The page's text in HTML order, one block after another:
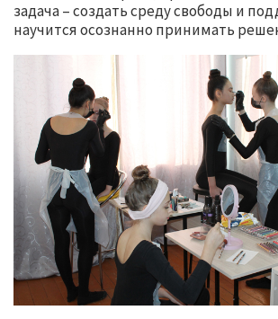
задача – создать среду свободы и
научится осознанно принимать